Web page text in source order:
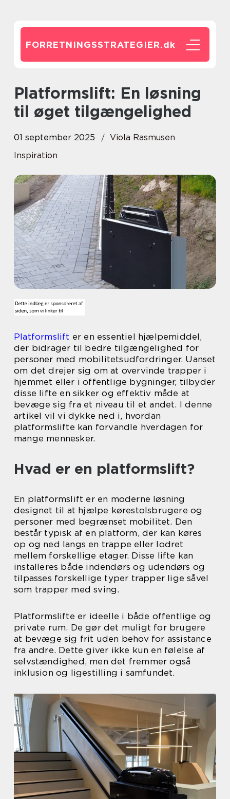
FORRETNINGSSTRATEGIER.dk
Platformslift: En løsning
til øget tilgængelighed
01 september 2025
Viola Rasmusen
Inspiration
Platformslift er en essentiel hjælpemiddel,
der bidrager til bedre tilgængelighed for
personer med mobilitetsudfordringer. Uanset
om det drejer sig om at overvinde trapper i
hjemmet eller i offentlige bygninger, tilbyder
disse lifte en sikker og effektiv måde at
bevæge sig fra et niveau til et andet. I denne
artikel vil vi dykke ned i, hvordan
platformslifte kan forvandle hverdagen for
mange mennesker.
Hvad er en platformslift?
En platformslift er en moderne løsning
designet til at hjælpe kørestolsbrugere og
personer med begrænset mobilitet. Den
består typisk af en platform, der kan køres
op og ned langs en trappe eller lodret
mellem forskellige etager. Disse lifte kan
installeres både indendørs og udendørs og
tilpasses forskellige typer trapper lige såvel
som trapper med sving.
Platformslifte er ideelle i både offentlige og
private rum. De gør det muligt for brugere
at bevæge sig frit uden behov for assistance
fra andre. Dette giver ikke kun en følelse af
selvstændighed, men det fremmer også
inklusion og ligestilling i samfundet.